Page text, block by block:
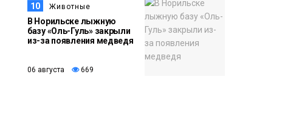
10 Животные
В Норильске лыжную
базу «Оль-Гуль» закрыли
из-за появления медведя
06 августа 669